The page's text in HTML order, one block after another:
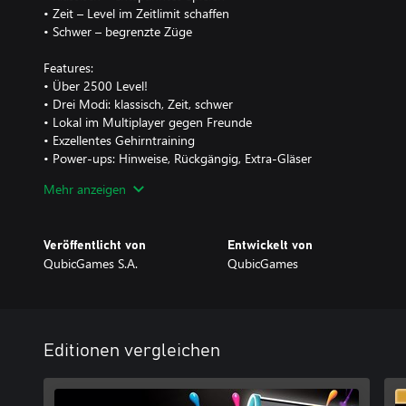
• Zeit – Level im Zeitlimit schaffen
• Schwer – begrenzte Züge
Features:
• Über 2500 Level!
• Drei Modi: klassisch, Zeit, schwer
• Lokal im Multiplayer gegen Freunde
• Exzellentes Gehirntraining
• Power-ups: Hinweise, Rückgängig, Extra-Gläser
• Verdiene Münzen für neue Gläser, Hintergründe, Verschlüsse
Mehr anzeigen
Veröffentlicht von
QubicGames S.A.
Entwickelt von
QubicGames
Editionen vergleichen